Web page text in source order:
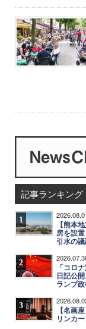
記事ランキング
1
【熊本
房を設
引水の
2
「コロ
日記公
ランプ
3
【名画
リンカー